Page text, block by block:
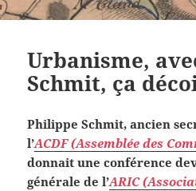
Urbanisme,
Schmit, ça
Philippe Schmit, ancien
l’ACDF (Assemblée des
donnait une conférence
générale de l’ARIC